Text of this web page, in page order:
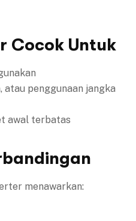
Cocok Untuk
atau penggunaan jangka
awal terbatas
menawarkan: